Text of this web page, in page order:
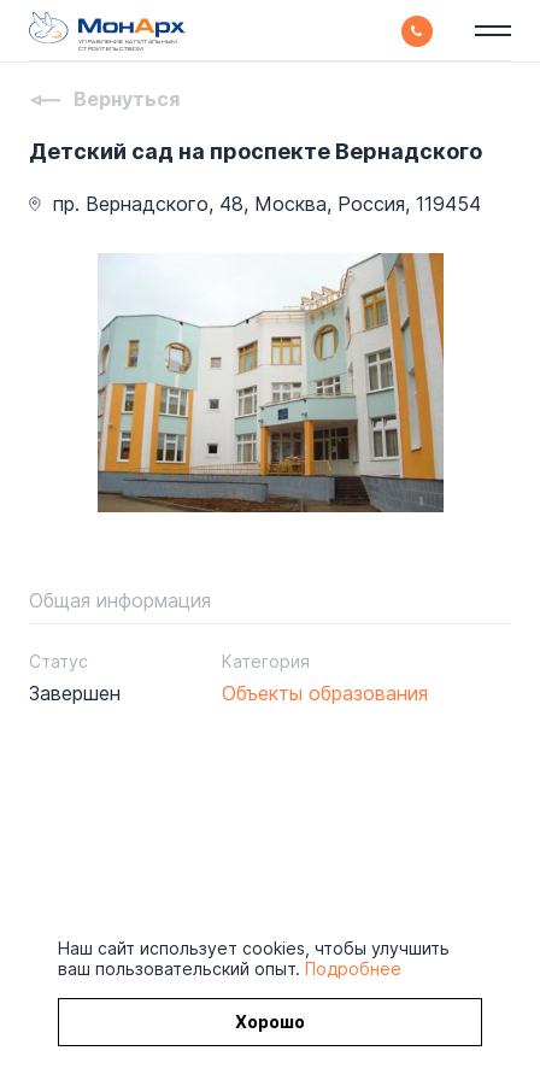
УПРАВЛЕНИЕ КАПИТАЛЬНЫМ
СТРОИТЕЛЬСТВОМ
Вернуться
Детский сад на проспекте Вернадского
пр. Вернадского, 48, Москва, Россия, 119454
Общая информация
Статус
Завершен
Категория
Объекты образования
Наш сайт использует cookies, чтобы улучшить
ваш пользовательский опыт. Подробнее
Хорошо